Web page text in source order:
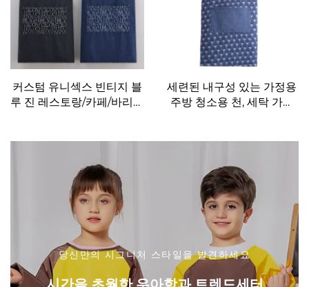
커스텀 유니섹스 빈티지 블
루 진 레스토랑/카페/바리스
세련된 내구성 있는 가정용
주방 청소용 천, 세탁 가능
당신만의 시그니처 스타일을 발견하세요